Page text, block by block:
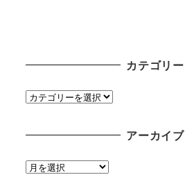
カテゴリー
カ
ー
アーカイブ
ア